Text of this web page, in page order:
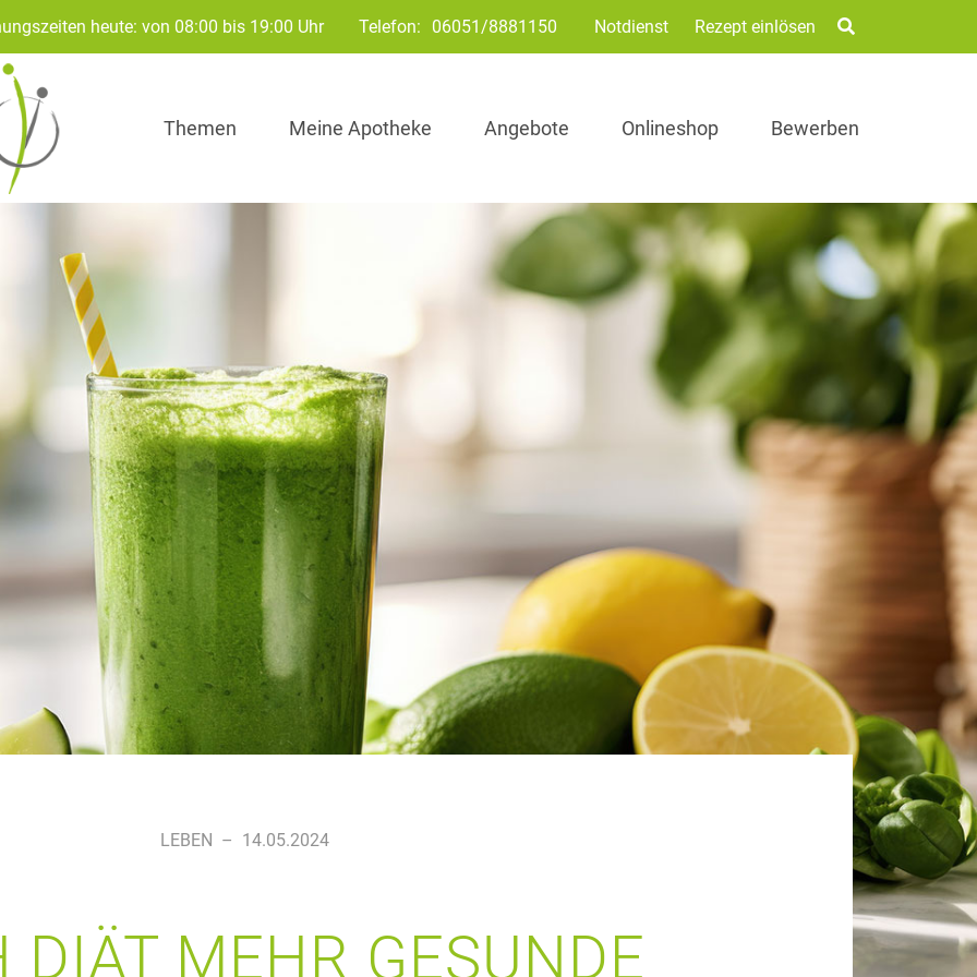
heute: von 08:00 bis 19:00 Uhr Telefon: 06051/8881150 Notdienst Rezept einlösen
Themen Meine Apotheke Angebote Onlineshop Bewerben
LEBEN – 14.05.2024
DIÄT MEHR GESUNDE